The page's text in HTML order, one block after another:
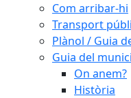
Com arribar-hi
Transport
Plànol / Guia
Guia del
On anem?
Història